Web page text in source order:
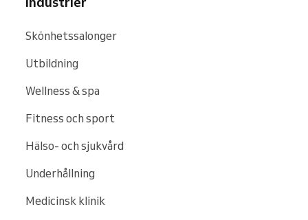
Skönhetssalonger
Utbildning
Wellness & spa
Fitness och sport
Hälso- och sjukvård
Underhållning
Medicinsk klinik